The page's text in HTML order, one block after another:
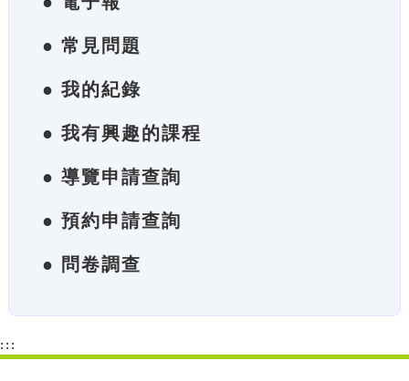
● 常見問題
● 我的紀錄
● 我有興趣的課程
● 導覽申請查詢
● 預約申請查詢
● 問卷調查
:::